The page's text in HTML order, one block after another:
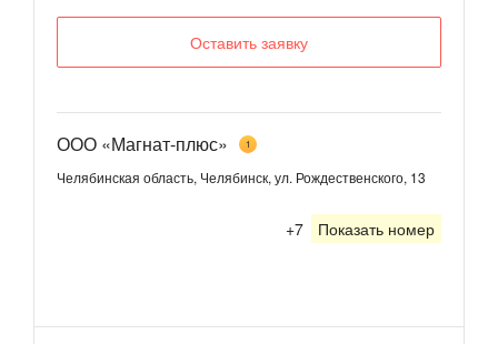
Оставить заявку
ООО «Магнат-плюс» 1
Челябинская область, Челябинск, ул. Рождественского, 13
+7 Показать номер